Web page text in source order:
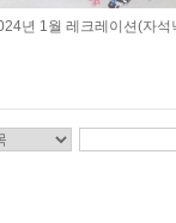
년 1월 레크레이션(자